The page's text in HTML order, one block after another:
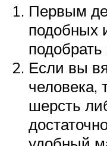
Первым
подобных
Если вы
человека,
шерсть